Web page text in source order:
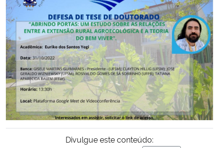
Ministério do Desenvolvimento Regional
Controladoria-Geral da União
Ministério da Mulher, da Família e dos Direitos Humanos
Secretaria-Geral
Secretaria de Governo
Divulgue este conteúdo: